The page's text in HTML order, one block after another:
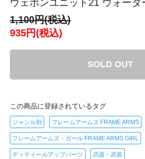
ウェポンユニット21 ウォータ
1,100円(税込)
935円(税込)
SOLD OUT
この商品に登録されているタグ
ジャンル別 フレームアームズ FRAME ARMS
フレームアームズ・ガール FRAME ARMS GIRL
ディティールアップパーツ 武器・武装